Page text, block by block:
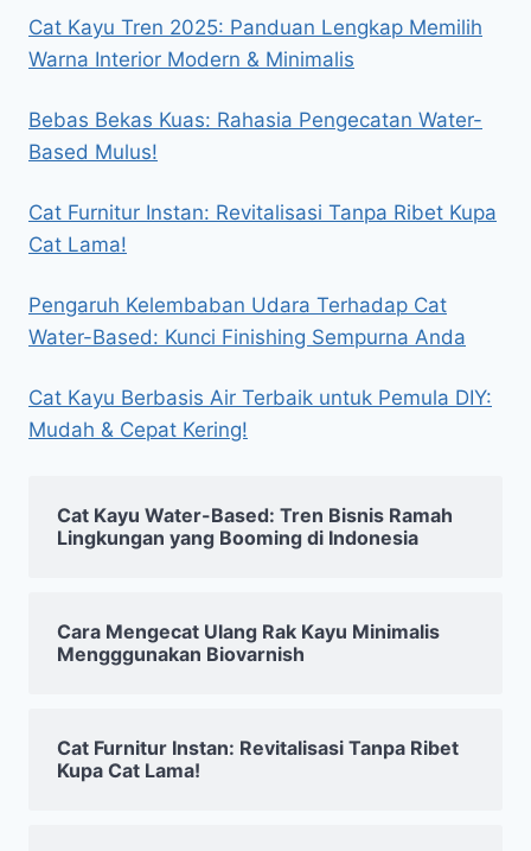
Cat Kayu Tren 2025: Panduan Lengkap Memilih
Warna Interior Modern & Minimalis
Bebas Bekas Kuas: Rahasia Pengecatan Water-
Based Mulus!
Cat Furnitur Instan: Revitalisasi Tanpa Ribet Kupa
Cat Lama!
Pengaruh Kelembaban Udara Terhadap Cat
Water-Based: Kunci Finishing Sempurna Anda
Cat Kayu Berbasis Air Terbaik untuk Pemula DIY:
Mudah & Cepat Kering!
Cat Kayu Water-Based: Tren Bisnis Ramah
Lingkungan yang Booming di Indonesia
Cara Mengecat Ulang Rak Kayu Minimalis
Mengggunakan Biovarnish
Cat Furnitur Instan: Revitalisasi Tanpa Ribet
Kupa Cat Lama!